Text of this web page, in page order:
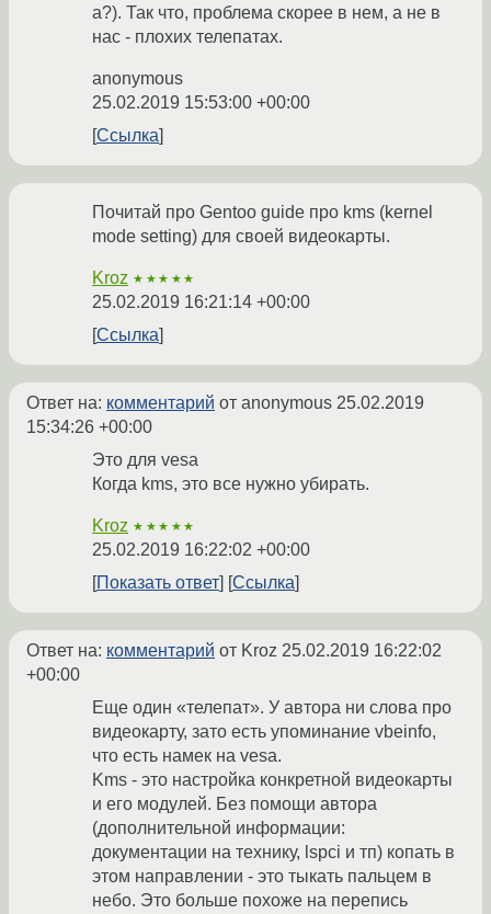
а?). Так что, проблема скорее в нем, а не в
нас - плохих телепатах.
anonymous
25.02.2019 15:53:00 +00:00
Ссылка
Почитай про Gentoo guide про kms (kernel
mode setting) для своей видеокарты.
Kroz ★★★★★
25.02.2019 16:21:14 +00:00
Ссылка
Ответ на: комментарий от anonymous 25.02.2019
15:34:26 +00:00
Это для vesa
Когда kms, это все нужно убирать.
Kroz ★★★★★
25.02.2019 16:22:02 +00:00
Показать ответ
Ссылка
Ответ на: комментарий от Kroz 25.02.2019 16:22:02
+00:00
Еще один «телепат». У автора ни слова про
видеокарту, зато есть упоминание vbeinfo,
что есть намек на vesa.
Kms - это настройка конкретной видеокарты
и его модулей. Без помощи автора
(дополнительной информации:
документации на технику, lspci и тп) копать в
этом направлении - это тыкать пальцем в
небо. Это больше похоже на перепись